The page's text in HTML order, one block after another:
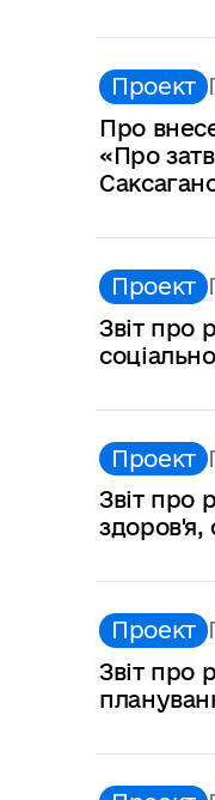
Проект
Про
«Про
Проект
Звіт про
Проект
Звіт про
здоров'я,
Проект
Звіт про